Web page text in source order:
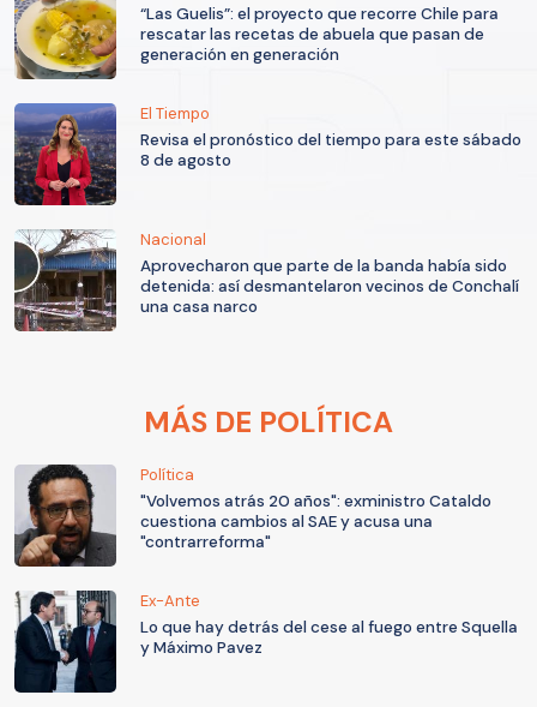
“Las Guelis”: el proyecto que recorre Chile para
rescatar las recetas de abuela que pasan de
generación en generación
El Tiempo
Revisa el pronóstico del tiempo para este sábado
8 de agosto
Nacional
Aprovecharon que parte de la banda había sido
detenida: así desmantelaron vecinos de Conchalí
una casa narco
MÁS DE POLÍTICA
Política
"Volvemos atrás 20 años": exministro Cataldo
cuestiona cambios al SAE y acusa una
"contrarreforma"
Ex-Ante
Lo que hay detrás del cese al fuego entre Squella
y Máximo Pavez